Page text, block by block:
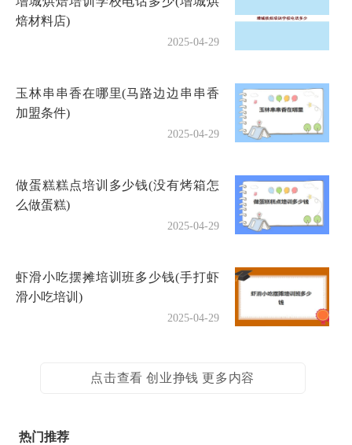
焙材料店)
2025-04-29
玉林串串香在哪里(马路边边串串香
加盟条件)
2025-04-29
做蛋糕糕点培训多少钱(没有烤箱怎
么做蛋糕)
2025-04-29
虾滑小吃摆摊培训班多少钱(手打虾
滑小吃培训)
2025-04-29
点击查看 创业挣钱 更多内容
热门推荐